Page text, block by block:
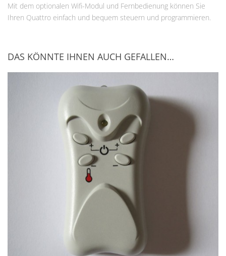
Mit dem optionalen Wifi-Modul und Fernbedienung können Sie
Ihren Quattro einfach und bequem steuern und programmieren.
DAS KÖNNTE IHNEN AUCH GEFALLEN…